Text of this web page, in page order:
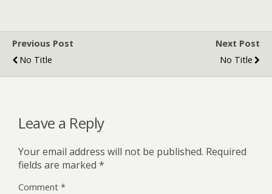
Previous Post
No Title
Next Post
No Title
Leave a Reply
Your email address will not be published. Required
fields are marked *
Comment *